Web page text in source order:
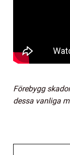
Förebygg
dessa vanliga